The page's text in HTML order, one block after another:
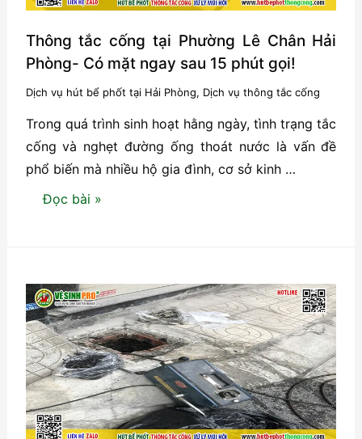
Nhà-
Cẩn
Thận
Mất,
Tật
Mang”
Thông tắc cống tại Phường Lê Chân Hải
Phòng- Có mặt ngay sau 15 phút gọi!
Dịch vụ hút bể phốt tại Hải Phòng, Dịch vụ thông tắc cống
Trong quá trình sinh hoạt hằng ngày, tình trạng tắc
cống và nghẹt đường ống thoát nước là vấn đề
phổ biến mà nhiều hộ gia đình, cơ sở kinh …
Thông
Phường
Lê
Chân
Hải
Phòng-
Có
mặt
Đọc bài »